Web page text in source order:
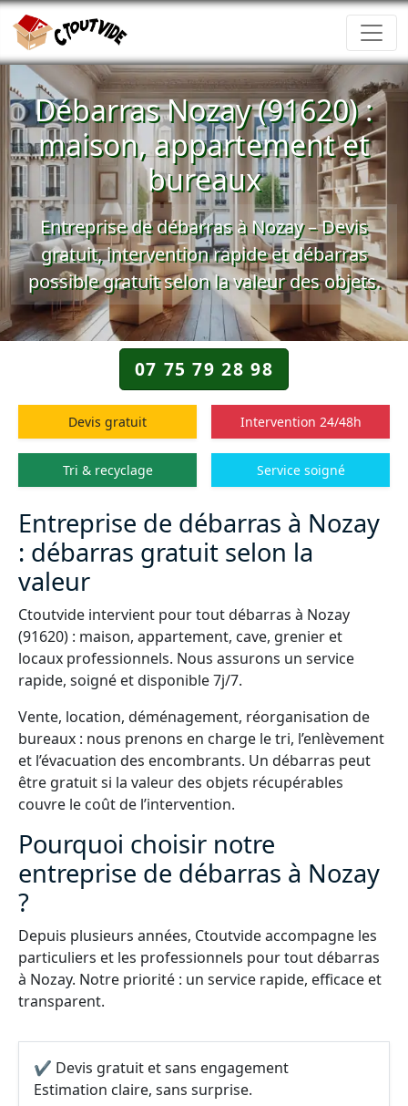
Débarras Nozay (91620) :
maison, appartement et
bureaux
Entreprise de débarras à Nozay – Devis
gratuit, intervention rapide et débarras
possible gratuit selon la valeur des objets.
07 75 79 28 98
Devis gratuit Intervention 24/48h
Tri & recyclage Service soigné
Entreprise de débarras à Nozay
: débarras gratuit selon la
valeur
Ctoutvide intervient pour tout débarras à Nozay
(91620) : maison, appartement, cave, grenier et
locaux professionnels. Nous assurons un service
rapide, soigné et disponible 7j/7.
Vente, location, déménagement, réorganisation de
bureaux : nous prenons en charge le tri, l’enlèvement
et l’évacuation des encombrants. Un débarras peut
être gratuit si la valeur des objets récupérables
couvre le coût de l’intervention.
Pourquoi choisir notre
entreprise de débarras à Nozay
?
Depuis plusieurs années, Ctoutvide accompagne les
particuliers et les professionnels pour tout débarras
à Nozay. Notre priorité : un service rapide, efficace et
transparent.
✔ Devis gratuit et sans engagement
Estimation claire, sans surprise.